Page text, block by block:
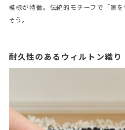
模様が特徴。伝統的モチーフで「家
そう。
耐久性のあるウィルトン織り